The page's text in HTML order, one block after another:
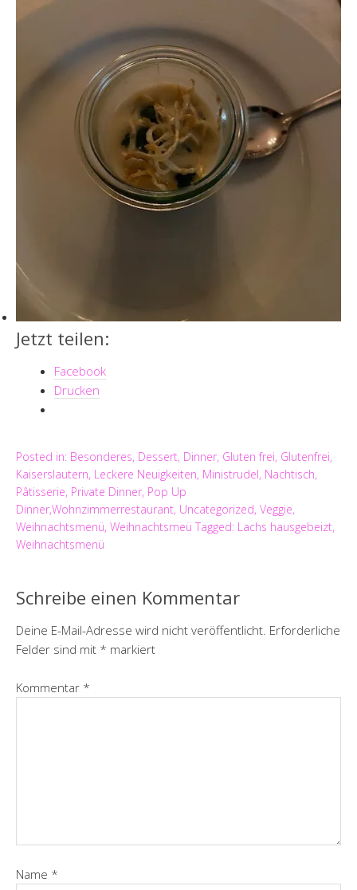
Jetzt teilen:
Facebook
Drucken
Posted in: Besonderes, Dessert, Dinner, Gluten frei, Glutenfrei,
Kaiserslautern, Leckere Neuigkeiten, Ministrudel, Nachtisch,
Pâtisserie, Private Dinner, Pop Up
Dinner,Wohnzimmerrestaurant, Uncategorized, Veggie,
Weihnachtsmenü, Weihnachtsmeü Tagged: Lachs hausgebeizt,
Weihnachtsmenü
Schreibe einen Kommentar
Deine E-Mail-Adresse wird nicht veröffentlicht. Erforderliche
Felder sind mit * markiert
Kommentar *
Name *